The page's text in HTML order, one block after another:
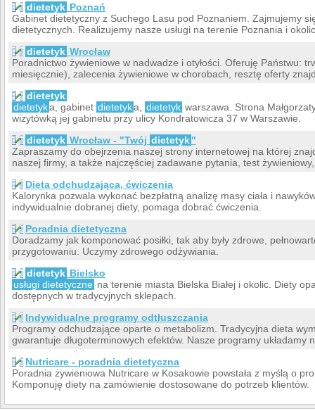
dietetyk Poznań
Gabinet dietetyczny z Suchego Lasu pod Poznaniem. Zajmujemy
dietetycznych. Realizujemy nasze usługi na terenie Poznania i
dietetyk Wrocław
Poradnictwo żywieniowe w nadwadze i otyłości. Oferuję Państwu:
miesięcznie), zalecenia żywieniowe w chorobach, resztę oferty
dietetyk
dietetyka, gabinet dietetyka, dietetyk warszawa. Strona
wizytówką jej gabinetu przy ulicy Kondratowicza 37 w Warszawie.
dietetyk Wrocław - "Twój dietetyk"
Zapraszamy do obejrzenia naszej strony internetowej na której
naszej firmy, a także najczęściej zadawane pytania, test
Dieta odchudzająca, ćwiczenia
Kalorynka pozwala wykonać bezpłatną analizę masy ciała i
indywidualnie dobranej diety, pomaga dobrać ćwiczenia.
Poradnia dietetyczna
Doradzamy jak komponować posiłki, tak aby były zdrowe,
przygotowaniu. Uczymy zdrowego odżywiania.
dietetyk Bielsko
usługi dietetyczne na terenie miasta Bielska Białej i okolic. Diety
dostępnych w tradycyjnych sklepach.
Indywidualne programy odtłuszczania
Programy odchudzające oparte o metabolizm. Tradycyjna dieta
gwarantuje długoterminowych efektów. Nasze programy układamy
Nutricare - poradnia dietetyczna
Poradnia żywieniowa Nutricare w Kosakowie powstała z myślą o
Komponuję diety na zamówienie dostosowane do potrzeb klientów.